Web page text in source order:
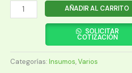
BANDEJA
EPSON
HOJAS
PARA
AÑADIR AL CARRITO
SOLICITAR
COTIZACIÓN
Categorías: Insumos,Varios